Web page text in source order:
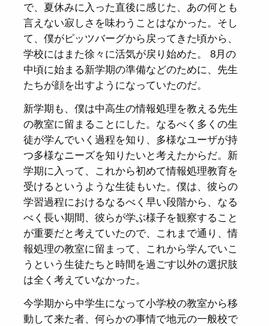
で、夏休みに入った直後に感じた、あの何とも
言えない寂しさを味わうことはなかった。そし
て、僕がピッツバーグから戻ってきた頃から、
学校にはまた徐々に活気が戻り始めた。 8月の
中頃に始まる新学期の準備などのために、先生
たちが顔を出すようになっていたのだ。
新学期も、僕は中高生の情報処理を教える先生
の教室に留まることにした。なるべく多くの生
徒が学んでいく過程を知り、多様なユーザが持
つ多様なニーズを知りたいと考えたからだ。新
学期に入って、これから初めて情報処理教育を
受けるというような生徒もいた。僕は、彼らの
学習過程におけるなるべく早い段階から、なる
べく長い期間、彼らが学ぶ様子を観察すること
が重要だと考えていたので、これまで通り、情
報処理の教室に留まって、これから学んでいこ
うという生徒たちと時間を過ごす以外の選択肢
は全く考えていなかった。
今学期から中学生になって小学校の教室から移
動して来た者、何らかの事情で地元の一般校で